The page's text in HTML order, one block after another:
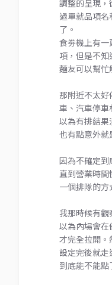
調整的呈現，
過單就品項
了。
食劵機上有一
項，但是不
麵友可以幫忙
那附近不太好
車、汽車停車
以為有排結果
也有點意外就
因為不確定到
直到營業時間
一個排隊的方
我那時候有
以為內場會
才完全拉開。
設定完後就
到底能不能點